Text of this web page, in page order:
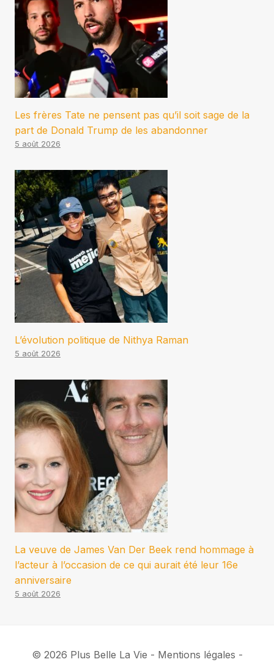
Les frères Tate ne pensent pas qu’il soit sage de la
part de Donald Trump de les abandonner
5 août 2026
L’évolution politique de Nithya Raman
5 août 2026
La veuve de James Van Der Beek rend hommage à
l’acteur à l’occasion de ce qui aurait été leur 16e
anniversaire
5 août 2026
© 2026 Plus Belle La Vie - Mentions légales -